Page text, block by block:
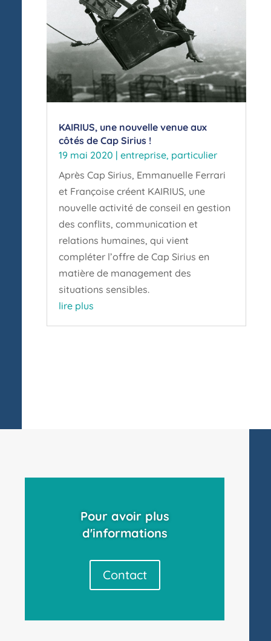
KAIRIUS, une nouvelle venue aux
côtés de Cap Sirius !
19 mai 2020 |entreprise, particulier
Après Cap Sirius, Emmanuelle Ferrari
et Françoise créent KAIRIUS, une
nouvelle activité de conseil en gestion
des conflits, communication et
relations humaines, qui vient
compléter l’offre de Cap Sirius en
matière de management des
situations sensibles.
lire plus
Pour avoir plus
d'informations
Contact